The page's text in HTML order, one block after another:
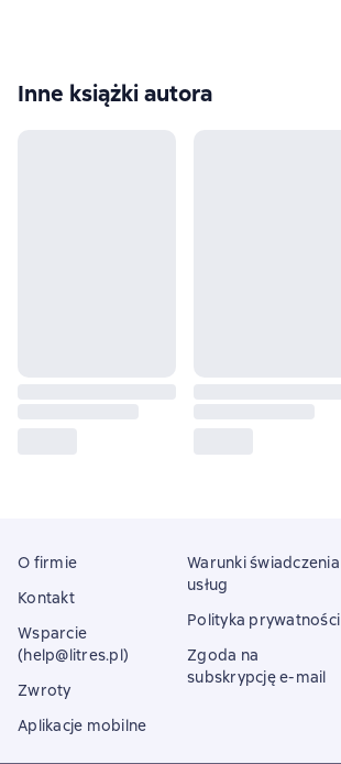
Inne książki autora
O firmie
Kontakt
Wsparcie
(help@litres.pl)
Zwroty
Aplikacje mobilne
Warunki świadczenia
usług
Polityka prywatności
Zgoda na
subskrypcję e-mail